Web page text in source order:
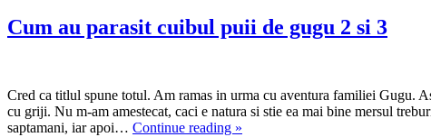
Cum au parasit cuibul puii de gugu 2 si 3
Cred ca titlul spune totul. Am ramas in urma cu aventura familiei Gugu.
cu griji. Nu m-am amestecat, caci e natura si stie ea mai bine mersul
saptamani, iar apoi… Continue reading »